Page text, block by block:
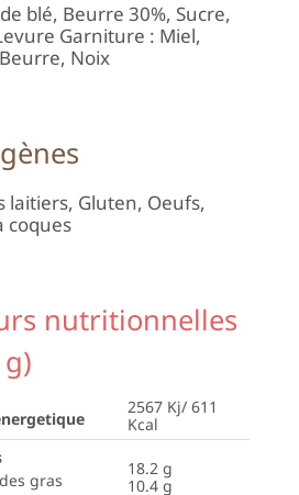
blé, Beurre 30%, Sucre,
Garniture : Miel,
Noix
laitiers, Gluten, Oeufs,
coques
nutritionnelles
2567 Kj/ 611
Kcal
gras
18.2 g
10.4 g